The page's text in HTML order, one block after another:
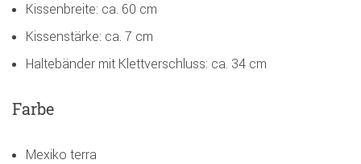
Kissenbreite: ca. 60 cm
Kissenstärke: ca. 7 cm
Haltebänder mit Klettverschluss: ca. 34 cm
Farbe
Mexiko terra